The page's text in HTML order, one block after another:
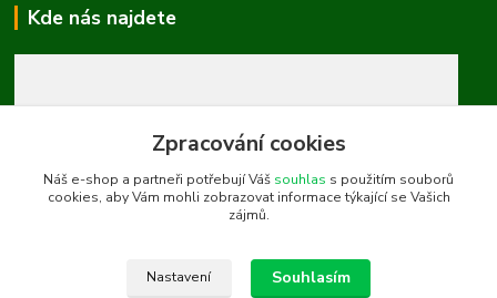
Kde nás najdete
Zpracování cookies
Náš e-shop a partneři potřebují Váš souhlas s použitím souborů
cookies, aby Vám mohli zobrazovat informace týkající se Vašich
zájmů.
Nastavení Souhlasím